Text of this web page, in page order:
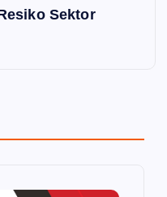
Sektor